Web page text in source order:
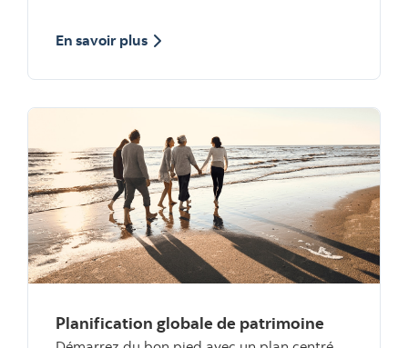
En savoir plussur le concept de planification globale
Planification globale de patrimoine